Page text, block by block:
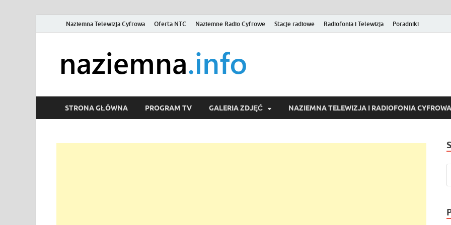
Naziemna Telewizja Cyfrowa Oferta NTC Naziemne Radio Cyfrowe Stacje radiowe Radiofonia i Telewizja Poradniki
Wideo online, VOD
STRONA GŁÓWNA PROGRAM TV GALERIA ZDJĘĆ NAZIEMNA TELEWIZJA I RADIOFONIA CYFROWA